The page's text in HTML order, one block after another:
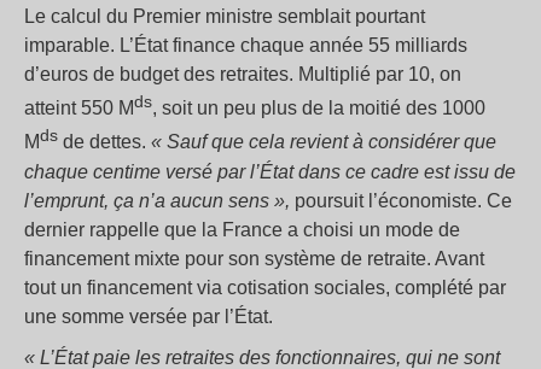
Le calcul du Premier ministre semblait pourtant
imparable. L’État finance chaque année 55 milliards
d’euros de budget des retraites. Multiplié par 10, on
atteint 550 Mds, soit un peu plus de la moitié des 1000
Mds de dettes. « Sauf que cela revient à considérer que
chaque centime versé par l’État dans ce cadre est issu de
l’emprunt, ça n’a aucun sens », poursuit l’économiste. Ce
dernier rappelle que la France a choisi un mode de
financement mixte pour son système de retraite. Avant
tout un financement via cotisation sociales, complété par
une somme versée par l’État.
« L’État paie les retraites des fonctionnaires, qui ne sont